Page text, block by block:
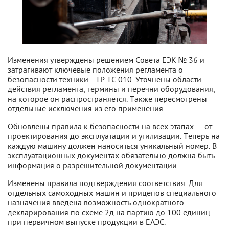
Изменения утверждены решением Совета ЕЭК № 36 и
затрагивают ключевые положения регламента о
безопасности техники - ТР ТС 010. Уточнены области
действия регламента, термины и перечни оборудования,
на которое он распространяется. Также пересмотрены
отдельные исключения из его применения.
Обновлены правила к безопасности на всех этапах — от
проектирования до эксплуатации и утилизации. Теперь на
каждую машину должен наноситься уникальный номер. В
эксплуатационных документах обязательно должна быть
информация о разрешительной документации.
Изменены правила подтверждения соответствия. Для
отдельных самоходных машин и прицепов специального
назначения введена возможность однократного
декларирования по схеме 2д на партию до 100 единиц
при первичном выпуске продукции в ЕАЭС.